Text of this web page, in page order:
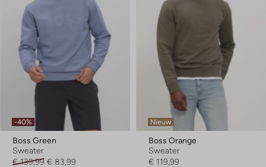
-40%
Boss Green
Sweater
€ 139,99 € 83,99
Nieuw
Boss Orange
Sweater
€ 119,99